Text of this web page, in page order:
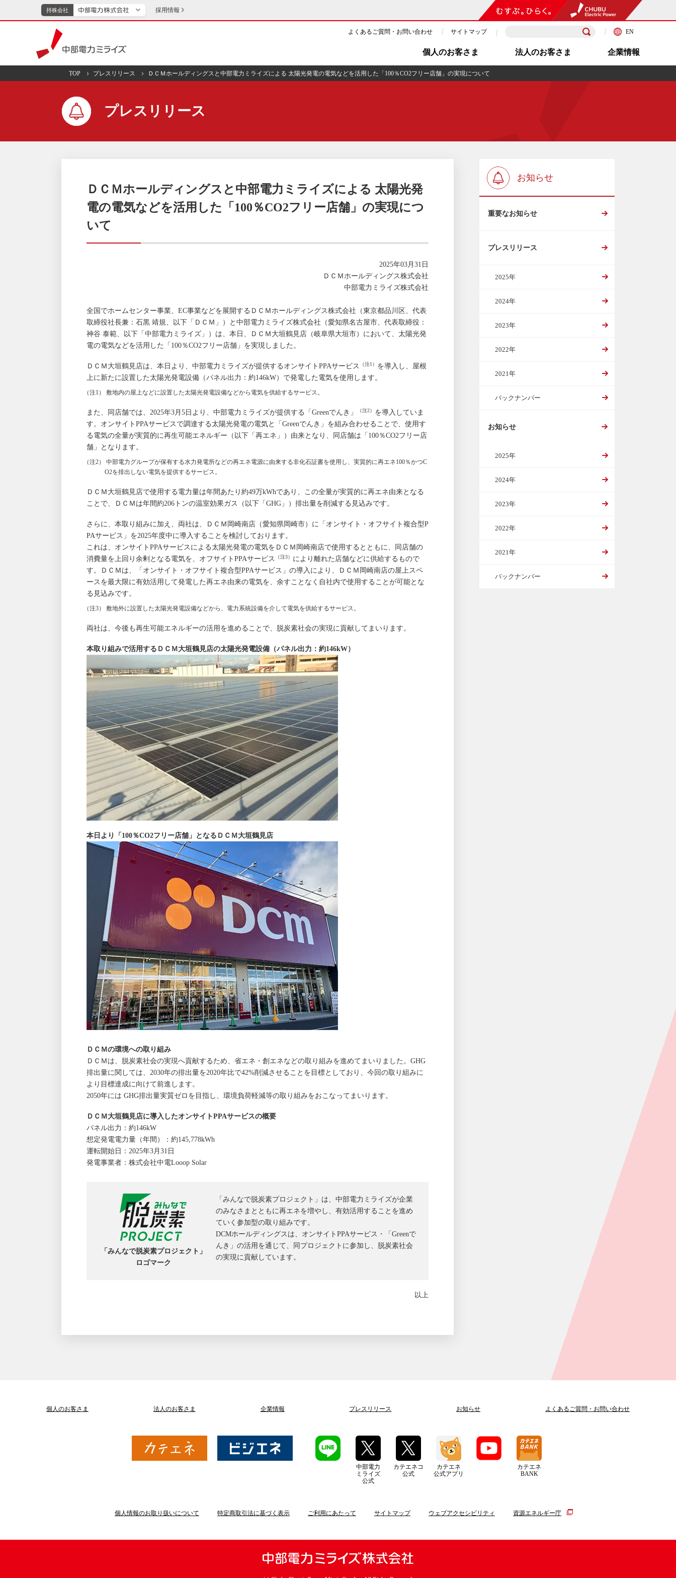
持株会社
持株会社
新成長分野・技術開発
採用情報
中部電力ミライズ
個人のお客さま 法人のお客さま 企業情報
よくあるご質問・お問い合わせ サイトマップ EN
TOP プレスリリース ＤＣＭホールディングスと中部電力ミライズによる 太陽光発電の電気などを活用した「100％CO2フリー店舗」の実現について
プレスリリース
ＤＣＭホールディングスと中部電力ミライズによる 太陽光発
電の電気などを活用した「100％CO2フリー店舗」の実現につ
いて
2025年03月31日
ＤＣＭホールディングス株式会社
中部電力ミライズ株式会社
全国でホームセンター事業、EC事業などを展開するＤＣＭホールディングス株式会社（東京都品川区、代表
取締役社長兼：石黒 靖規、以下「ＤＣＭ」）と中部電力ミライズ株式会社（愛知県名古屋市、代表取締役：
神谷 泰範、以下「中部電力ミライズ」）は、本日、ＤＣＭ大垣鶴見店（岐阜県大垣市）において、太陽光発
電の電気などを活用した「100％CO2フリー店舗」を実現しました。
ＤＣＭ大垣鶴見店は、本日より、中部電力ミライズが提供するオンサイトPPAサービス （注1） を導入し、屋根
上に新たに設置した太陽光発電設備（パネル出力：約146kW）で発電した電気を使用します。
（注1） 敷地内の屋上などに設置した太陽光発電設備などから電気を供給するサービス。
また、同店舗では、2025年3月5日より、中部電力ミライズが提供する「Greenでんき」 （注2） を導入していま
す。オンサイトPPAサービスで調達する太陽光発電の電気と「Greenでんき」を組み合わせることで、使用す
る電気の全量が実質的に再生可能エネルギー（以下「再エネ」）由来となり、同店舗は「100％CO2フリー店
舗」となります。
（注2） 中部電力グループが保有する水力発電所などの再エネ電源に由来する非化石証書を使用し、実質的に再エネ100％かつC
O2を排出しない電気を提供するサービス。
ＤＣＭ大垣鶴見店で使用する電力量は年間あたり約49万kWhであり、この全量が実質的に再エネ由来となる
ことで、ＤＣＭは年間約206トンの温室効果ガス（以下「GHG」）排出量を削減する見込みです。
さらに、本取り組みに加え、両社は、ＤＣＭ岡崎南店（愛知県岡崎市）に「オンサイト・オフサイト複合型P
PAサービス」を2025年度中に導入することを検討しております。
これは、オンサイトPPAサービスによる太陽光発電の電気をＤＣＭ岡崎南店で使用するとともに、同店舗の
消費量を上回り余剰となる電気を、オフサイトPPAサービス
（注3） により離れた店舗などに供給するもので
す。ＤＣＭは、「オンサイト・オフサイト複合型PPAサービス」の導入により、ＤＣＭ岡崎南店の屋上スペ
ースを最大限に有効活用して発電した再エネ由来の電気を、余すことなく自社内で使用することが可能とな
る見込みです。
（注3） 敷地外に設置した太陽光発電設備などから、電力系統設備を介して電気を供給するサービス。
両社は、今後も再生可能エネルギーの活用を進めることで、脱炭素社会の実現に貢献してまいります。
本取り組みで活用するＤＣＭ大垣鶴見店の太陽光発電設備（パネル出力：約146kW）
本日より「100％CO2フリー店舗」となるＤＣＭ大垣鶴見店
ＤＣＭの環境への取り組み
ＤＣＭは、脱炭素社会の実現へ貢献するため、省エネ・創エネなどの取り組みを進めてまいりました。GHG
排出量に関しては、2030年の排出量を2020年比で42%削減させることを目標としており、今回の取り組みに
より目標達成に向けて前進します。
2050年には GHG排出量実質ゼロを目指し、環境負荷軽減等の取り組みをおこなってまいります。
ＤＣＭ大垣鶴見店に導入したオンサイトPPAサービスの概要
パネル出力：約146kW
想定発電電力量（年間）：約145,778kWh
運転開始日：2025年3月31日
発電事業者：株式会社中電Looop Solar
「みんなで脱炭素プロジェクト」
ロゴマーク
「みんなで脱炭素プロジェクト」は、中部電力ミライズが企業
のみなさまとともに再エネを増やし、有効活用することを進め
ていく参加型の取り組みです。
DCMホールディングスは、オンサイトPPAサービス・「Greenで
んき」の活用を通じて、同プロジェクトに参加し、脱炭素社会
の実現に貢献しています。
以上
お知らせ
重要なお知らせ
プレスリリース
2025年
2024年
2023年
2022年
2021年
バックナンバー
お知らせ
2025年
2024年
2023年
2022年
2021年
バックナンバー
個人のお客さま 法人のお客さま 企業情報 プレスリリース お知らせ よくあるご質問 ・ お問い合わせ
中部電力
ミライズ
公式
カテエネコ
公式
カテエネ
公式アプリ
カテエネ
BANK
個人情報のお取り扱いについて 特定商取引法に基づく表示 ご利用にあたって サイトマップ ウェブアクセシビリティ 資源エネルギー庁